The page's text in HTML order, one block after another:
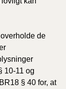
de
10-11 og
§ 40 for, at